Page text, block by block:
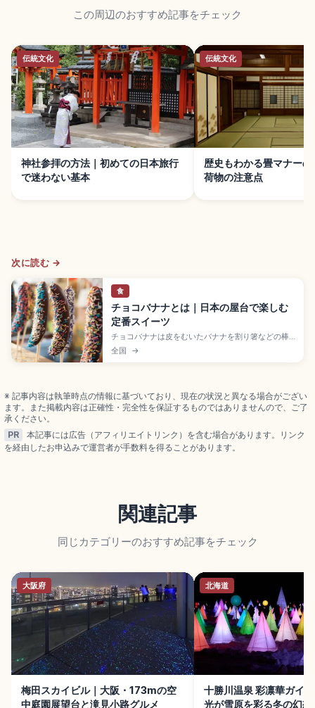
この周辺のおすすめ記事をチェック
伝統文化
神社参拝の方法｜初めての日本旅行
で迷わない基本
伝統文化
歴史もわかる畳マナーの
荷物の注意点
次に読む →
食
チョコバナナとは｜日本の屋台で楽しむ
定番スイーツ
チョコバナナは皮をむいたバナナを割り箸などの棒
に縦に刺し、湯煎で溶かしたチョコレートをかけて
冷やし固めた日本の屋台スイーツ。1970年(昭和45
確認できます。
全国 →
※ 記事内容は執筆時点の情報に基づいており、現在の状況と異なる場合がござい
ます。また掲載内容は正確性・完全性を保証するものではありませんので、ご了
承ください。
PR
本記事には広告（アフィリエイトリンク）を含む場合があります。リンク
を経由したお申込みで運営者が手数料を得ることがあります。
関連記事
同じカテゴリーのおすすめ記事をチェック
大阪府
梅田スカイビル｜大阪・173mの空
中庭園展望台と滝見小路グルメ
北海道
十勝川温泉 彩凛華ガイ
光が雪原を彩る冬の幻想